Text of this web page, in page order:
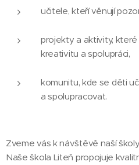
učitele, kteří věnují
projekty a aktivity,
kreativitu a spolupráci,
komunitu, kde se děti
a spolupracovat.
Zveme vás k návštěvě naší
Naše škola Liteň propojuje